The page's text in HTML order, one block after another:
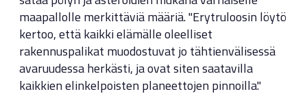
maapallolle merkittäviä määriä. "Erytruloosin löytö
kertoo, että kaikki elämälle oleelliset
rakennuspalikat muodostuvat jo tähtienvälisessä
avaruudessa herkästi, ja ovat siten saatavilla
kaikkien elinkelpoisten planeettojen pinnoilla."